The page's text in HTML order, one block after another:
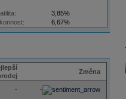
3,85%
6,67%
Změna
-
-